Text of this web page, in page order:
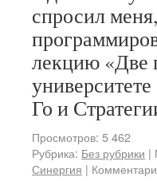
спросил
лекцию «Две
Го и
Просмотров: 5 462
Рубрика: Без рубрики |
Синергия |